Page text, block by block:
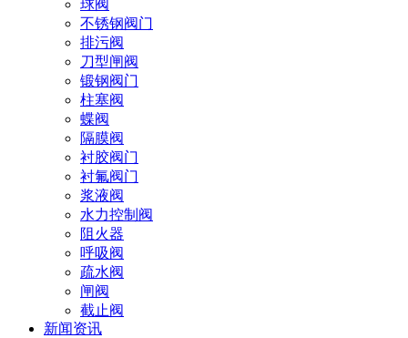
球阀
不锈钢阀门
排污阀
刀型闸阀
锻钢阀门
柱塞阀
蝶阀
隔膜阀
衬胶阀门
衬氟阀门
浆液阀
水力控制阀
阻火器
呼吸阀
疏水阀
闸阀
截止阀
止回阀
新闻资讯